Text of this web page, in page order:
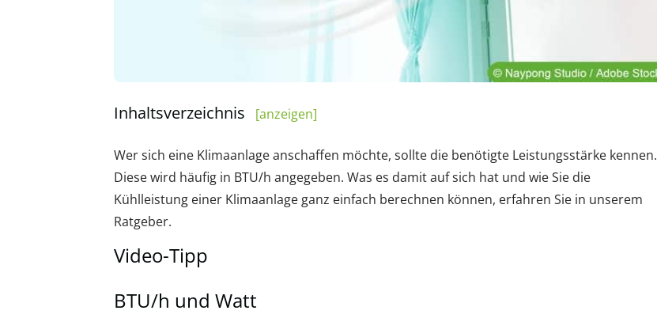
Inhaltsverzeichnis [anzeigen]
Wer sich eine Klimaanlage anschaffen möchte, sollte die benötigte Leistungsstärke kennen.
Diese wird häufig in BTU/h angegeben. Was es damit auf sich hat und wie Sie die
Kühlleistung einer Klimaanlage ganz einfach berechnen können, erfahren Sie in unserem
Ratgeber.
Video-Tipp
BTU/h und Watt